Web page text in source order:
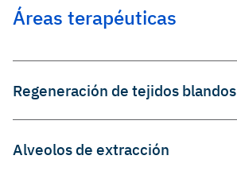
Áreas terapéuticas
Regeneración de tejidos blandos
Alveolos de extracción